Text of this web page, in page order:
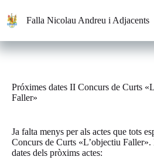
contenido
Falla Nicolau Andreu i Adjacents
Próximes dates II Concurs de Curts
Faller»
Ja falta menys per als actes que tots
Concurs de Curts «L’objectiu Faller».
dates dels pròxims actes: